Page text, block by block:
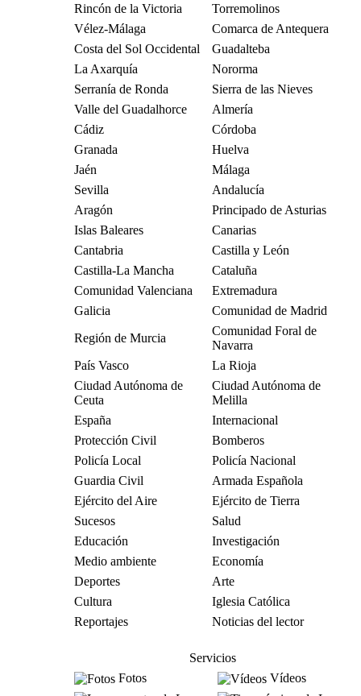
Rincón de la Victoria
Torremolinos
Vélez-Málaga
Comarca de Antequera
Costa del Sol Occidental
Guadalteba
La Axarquía
Nororma
Serranía de Ronda
Sierra de las Nieves
Valle del Guadalhorce
Almería
Cádiz
Córdoba
Granada
Huelva
Jaén
Málaga
Sevilla
Andalucía
Aragón
Principado de Asturias
Islas Baleares
Canarias
Cantabria
Castilla y León
Castilla-La Mancha
Cataluña
Comunidad Valenciana
Extremadura
Galicia
Comunidad de Madrid
Región de Murcia
Comunidad Foral de
Navarra
País Vasco
La Rioja
Ciudad Autónoma de
Ceuta
Ciudad Autónoma de
Melilla
España
Internacional
Protección Civil
Bomberos
Policía Local
Policía Nacional
Guardia Civil
Armada Española
Ejército del Aire
Ejército de Tierra
Sucesos
Salud
Educación
Investigación
Medio ambiente
Economía
Deportes
Arte
Cultura
Iglesia Católica
Reportajes
Noticias del lector
Servicios
Fotos
Vídeos